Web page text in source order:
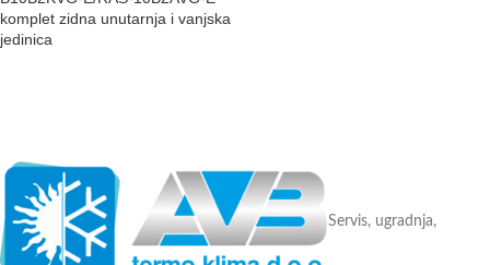
komplet zidna unutarnja i vanjska
jedinica
Servis, ugradnja,